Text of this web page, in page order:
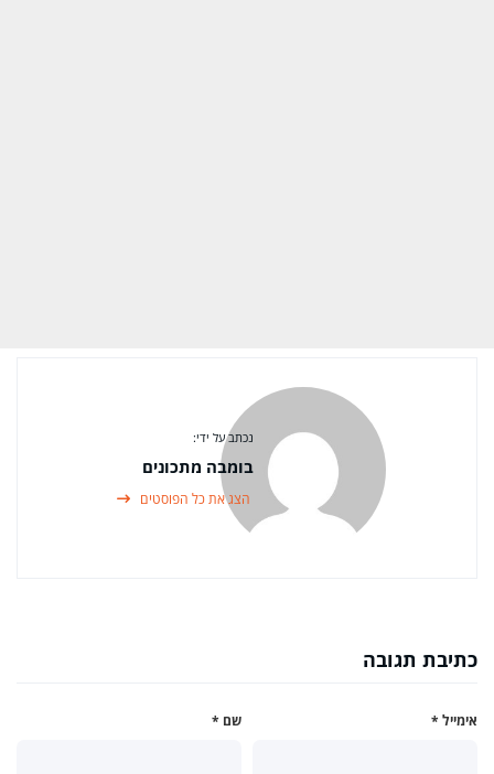
נכתב על ידי:
בומבה מתכונים
הצג את כל הפוסטים
כתיבת תגובה
שם * אימייל *